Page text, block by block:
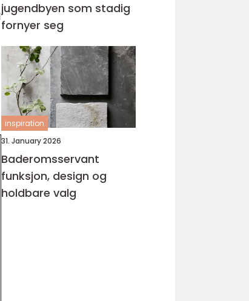
jugendbyen som stadig
fornyer seg
inspiration
31. January 2026
Baderomsservant
funksjon, design og
holdbare valg